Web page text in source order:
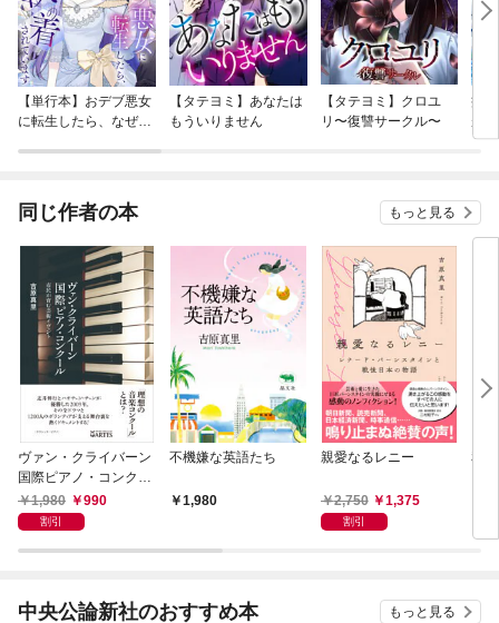
【単行本】おデブ悪女
に転生したら、なぜか
【タテヨミ】あなたは
もういりません
【タテヨミ】クロユ
リ〜復讐サークル〜
病
が
ぎ
同じ作者の本 もっと見る
ヴァン・クライバーン
国際ピアノ・コンクー
ル1,980 990
割引
不機嫌な英語たち
1,980
親愛なるレニー
2,750 1,375
割引
私
中央公論新社のおすすめ本 もっと見る